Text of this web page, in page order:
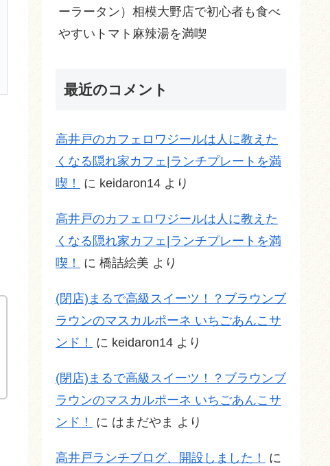
ーラータン）相模大野店で初心者も食べ
やすいトマト麻辣湯を満喫
最近のコメント
高井戸のカフェロワジールは人に教えた
くなる隠れ家カフェ|ランチプレートを満
喫！
に keidaron14 より
高井戸のカフェロワジールは人に教えた
くなる隠れ家カフェ|ランチプレートを満
喫！
に 橋詰絵美 より
(閉店)まるで高級スイーツ！？ブラウンブ
ラウンのマスカルポーネ いちごあんこサ
ンド！
に keidaron14 より
(閉店)まるで高級スイーツ！？ブラウンブ
ラウンのマスカルポーネ いちごあんこサ
ンド！
に はまだやま より
高井戸ランチブログ、開設しました！
に